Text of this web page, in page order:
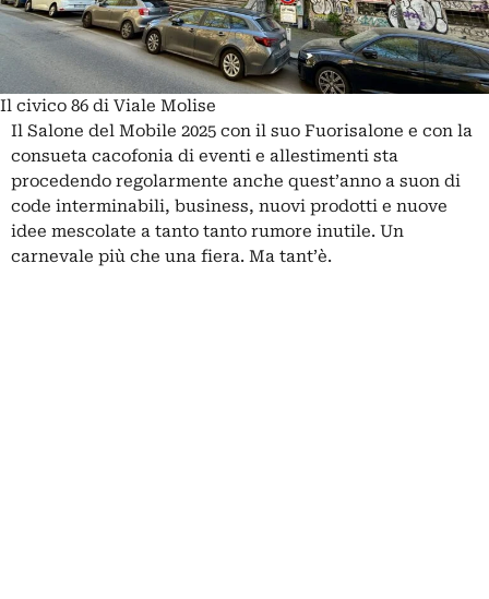
Il civico 86 di Viale Molise
Il Salone del Mobile 2025 con il suo Fuorisalone e con la
consueta cacofonia di eventi e allestimenti sta
procedendo regolarmente anche quest’anno a suon di
code interminabili, business, nuovi prodotti e nuove
idee mescolate a tanto tanto rumore inutile. Un
carnevale più che una fiera. Ma tant’è.